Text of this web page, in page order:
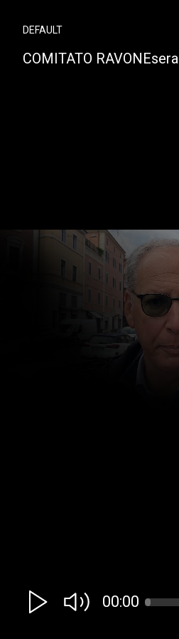
DEFAULT
COMITATO RAVONEsera
00:00